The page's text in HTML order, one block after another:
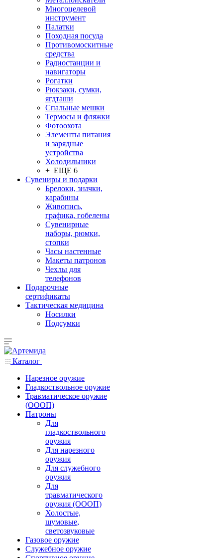
Многоцелевой
инструмент
Палатки
Походная посуда
Противомоскитные
средства
Радиостанции и
навигаторы
Рогатки
Рюкзаки, сумки,
ягдташи
Спальные мешки
Термосы и фляжки
Фотоохота
Элементы питания
и зарядные
устройства
Холодильники
+ ЕЩЕ 6
Сувениры и подарки
Брелоки, значки,
карабины
Живопись,
графика, гобелены
Сувенирные
наборы, рюмки,
стопки
Часы настенные
Макеты патронов
Чехлы для
телефонов
Подарочные
сертификаты
Тактическая медицина
Носилки
Подсумки
Каталог
Нарезное оружие
Гладкоствольное оружие
Травматическое оружие
(ОООП)
Патроны
Для
гладкоствольного
оружия
Для нарезного
оружия
Для служебного
оружия
Для
травматического
оружия (ОООП)
Холостые,
шумовые,
светозвуковые
Газовое оружие
Служебное оружие